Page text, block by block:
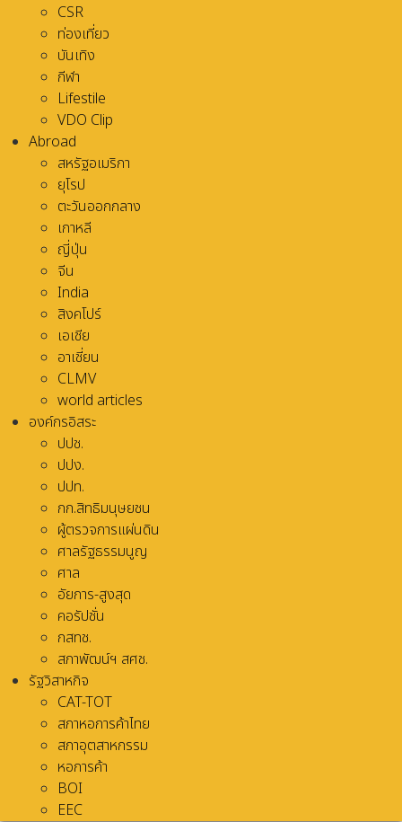
CSR
ท่องเที่ยว
บันเทิง
กีฬา
Lifestile
VDO Clip
Abroad
สหรัฐอเมริกา
ยุโรป
ตะวันออกกลาง
เกาหลี
ญี่ปุ่น
จีน
India
สิงคโปร์
เอเชีย
อาเชี่ยน
CLMV
world articles
องค์กรอิสระ
ปปช.
ปปง.
ปปท.
กก.สิทธิมนุษยชน
ผู้ตรวจการแผ่นดิน
ศาลรัฐธรรมนูญ
ศาล
อัยการ-สูงสุด
คอรัปชั่น
กสทช.
สภาพัฒน์ฯ สศช.
รัฐวิสาหกิจ
CAT-TOT
สภาหอการค้าไทย
สภาอุตสาหกรรม
หอการค้า
BOI
EEC